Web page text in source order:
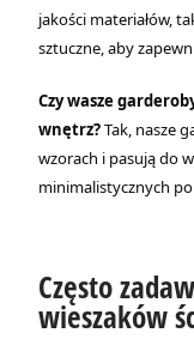
jakości materiałów,
sztuczne, aby
Czy wasze
wnętrz?Tak, nasze
wzorach i pasują do
minimalistycznych
Często
wieszaków